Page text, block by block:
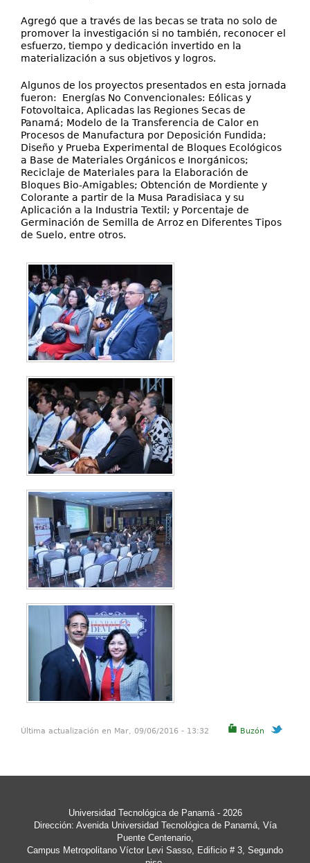
Agregó que a través de las becas se trata no solo de
promover la investigación si no también, reconocer el
esfuerzo, tiempo y dedicación invertido en la
materialización a sus objetivos y logros.
Algunos de los proyectos presentados en esta jornada
fueron: Energías No Convencionales: Eólicas y
Fotovoltaica, Aplicadas las Regiones Secas de
Panamá; Modelo de la Transferencia de Calor en
Procesos de Manufactura por Deposición Fundida;
Diseño y Prueba Experimental de Bloques Ecológicos
a Base de Materiales Orgánicos e Inorgánicos;
Reciclaje de Materiales para la Elaboración de
Bloques Bio-Amigables; Obtención de Mordiente y
Colorante a partir de la Musa Paradisiaca y su
Aplicación a la Industria Textil; y Porcentaje de
Germinación de Semilla de Arroz en Diferentes Tipos
de Suelo, entre otros.
Buzón
Última actualización en Mar, 09/06/2016 - 13:32
Universidad Tecnológica de Panamá- 2026
Dirección: Avenida Universidad Tecnológica de Panamá, Vía
Puente Centenario,
Campus Metropolitano Víctor Levi Sasso, Edificio # 3, Segundo